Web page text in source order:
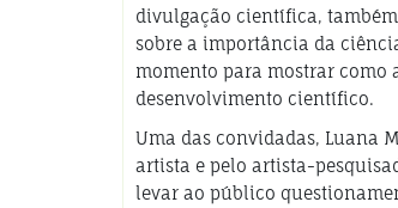
divulgação científica,
sobre a importância da
momento para mostrar como
desenvolvimento científico.
Uma das convidadas, Luana
artista e pelo artista-
levar ao público